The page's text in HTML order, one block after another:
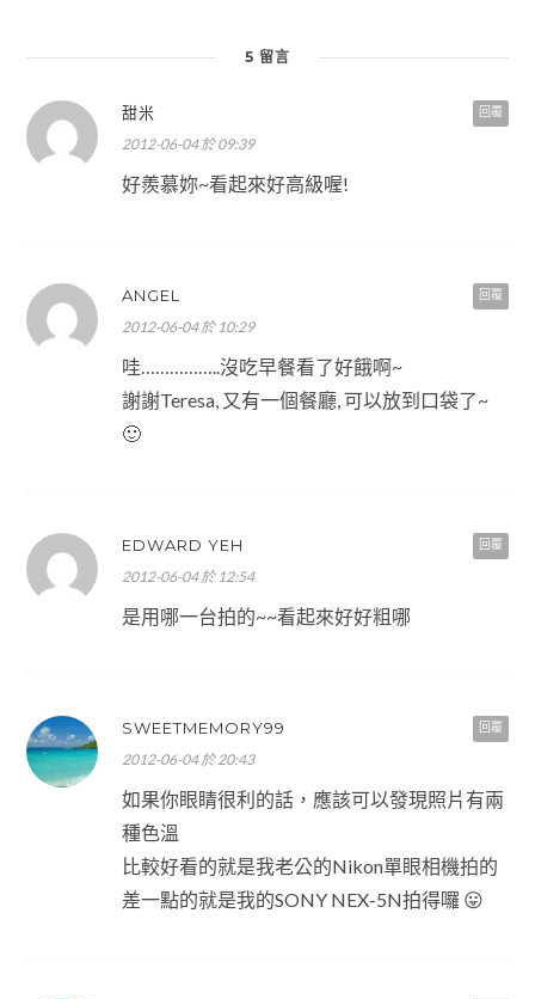
5 留言
回覆
甜米
2012-06-04 於 09:39
好羨慕妳~看起來好高級喔!
回覆
ANGEL
2012-06-04 於 10:29
哇……………..沒吃早餐看了好餓啊~
謝謝Teresa, 又有一個餐廳, 可以放到口袋了~
🙂
回覆
EDWARD YEH
2012-06-04 於 12:54
是用哪一台拍的~~看起來好好粗哪
回覆
SWEETMEMORY99
2012-06-04 於 20:43
如果你眼睛很利的話，應該可以發現照片有兩
種色溫
比較好看的就是我老公的Nikon單眼相機拍的
差一點的就是我的SONY NEX-5N拍得囉 😛